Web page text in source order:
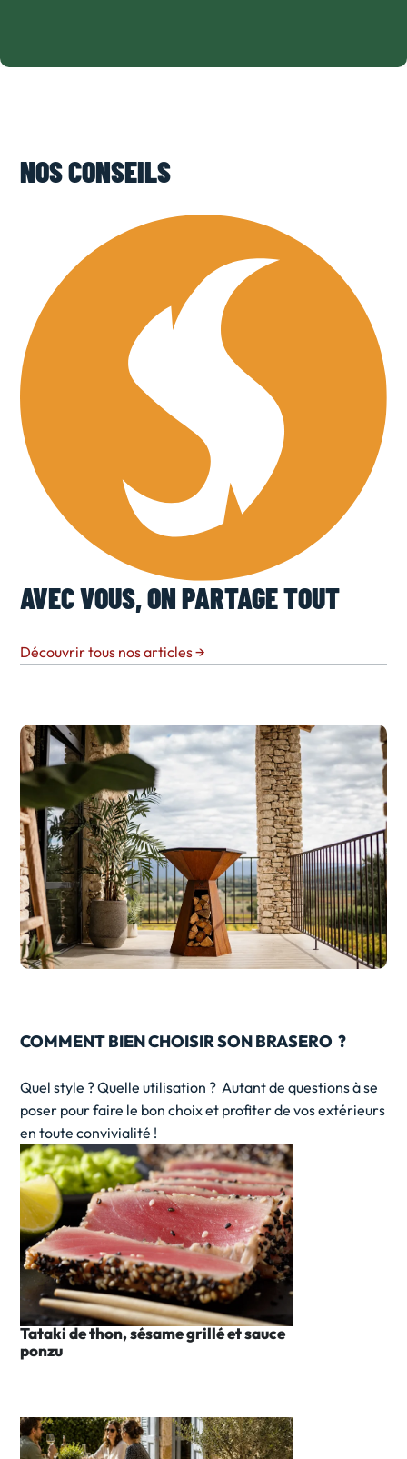
NOS CONSEILS
AVEC VOUS, ON PARTAGE TOUT
Découvrir tous nos articles→
COMMENT BIEN CHOISIR SON BRASERO ?
Quel style ? Quelle utilisation ? Autant de questions à se
poser pour faire le bon choix et profiter de vos extérieurs
en toute convivialité !
Tataki de thon, sésame grillé et sauce
ponzu